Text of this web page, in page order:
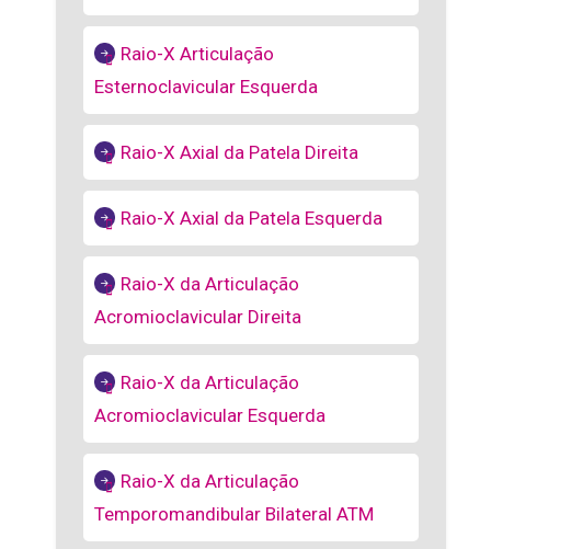
Raio-X Articulação
Esternoclavicular Esquerda
Raio-X Axial da Patela Direita
Raio-X Axial da Patela Esquerda
Raio-X da Articulação
Acromioclavicular Direita
Raio-X da Articulação
Acromioclavicular Esquerda
Raio-X da Articulação
Temporomandibular Bilateral ATM